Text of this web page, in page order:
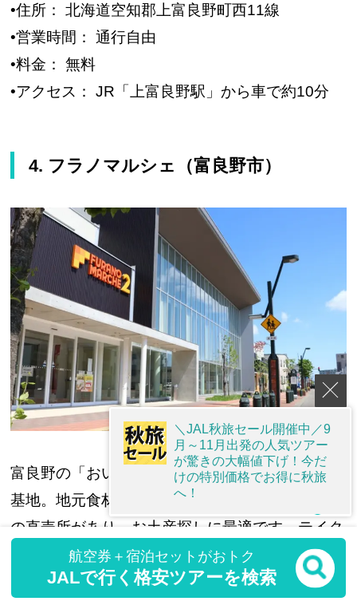
航空券＋宿泊セットがおトク
JALで行く格安ツアーを検索
•住所： 北海道空知郡上富良野町西11線
•営業時間： 通行自由
•料金： 無料
•アクセス： JR「上富良野駅」から車で約10分
4. フラノマルシェ（富良野市）
富良野の「おいしいもの」がすべて揃う食の発信
基地。地元食材を使ったスイーツやパン、農産物
の直売所があり、お土産探しに最適です。テイク
アウトグルメも充実しているので、富良野産メロ
ンやチーズを使った軽食を買って、ドライブのお
＼JAL秋旅セール開催中／9
月～11月出発の人気ツアー
が驚きの大幅値下げ！今だ
けの特別価格でお得に秋旅
へ！